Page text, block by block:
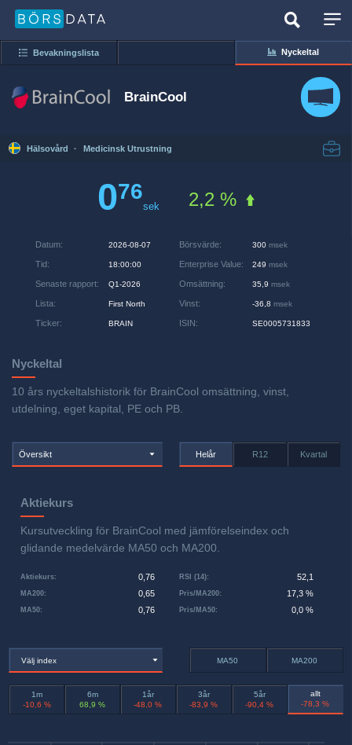
Bevakningslista Nyckeltal
BrainCool
Hälsovård · Medicinsk Utrustning
076
sek 2,2 %
Datum: 2026-08-07
Tid: 18:00:00
Senaste rapport: Q1-2026
Lista: First North
Ticker: BRAIN
Börsvärde: 300 msek
Enterprise Value: 249 msek
Omsättning: 35,9 msek
Vinst: -36,8 msek
ISIN: SE0005731833
Nyckeltal
10 års nyckeltalshistorik för BrainCool omsättning, vinst,
utdelning, eget kapital, PE och PB.
Översikt Helår R12 Kvartal
Aktiekurs
Kursutveckling för BrainCool med jämförelseindex och
glidande medelvärde MA50 och MA200.
Aktiekurs: 0,76
MA50: 0,76
MA200: 0,65 Pris/MA200: 17,3 %
RSI (14): 52,1
Pris/MA50: 0,0 %
Välj index MA50 MA200
1m
-10,6 %
6m
68,9 %
1år
-48,0 %
3år
-83,9 %
5år
-90,4 %
allt
-78,3 %